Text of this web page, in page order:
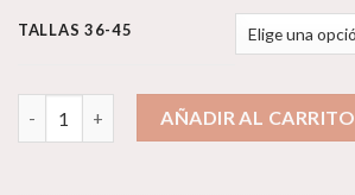
TALLAS 36-45
Nike SB Dunk Low cantidadAÑADIR AL CARRITO